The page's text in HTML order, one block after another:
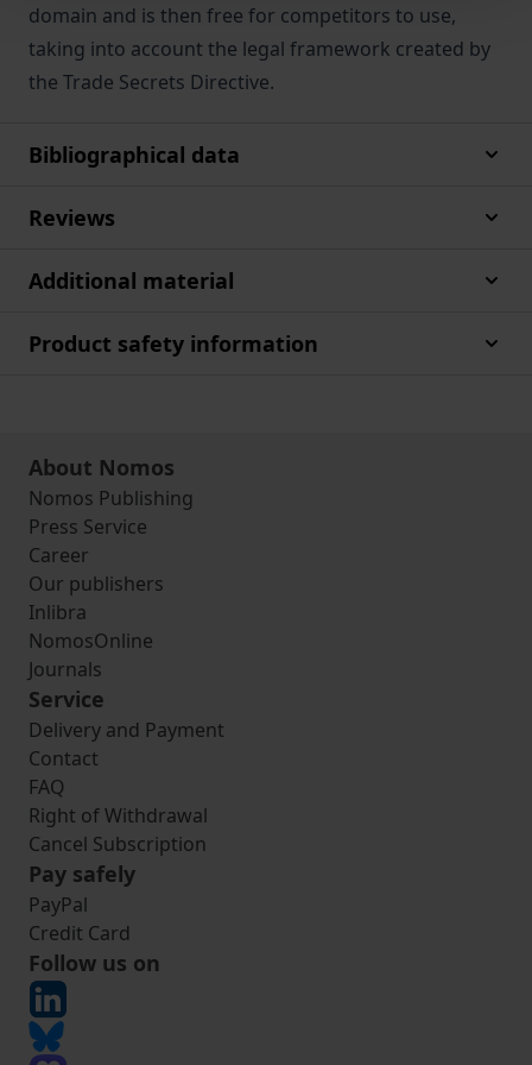
domain and is then free for competitors to use,
taking into account the legal framework created by
the Trade Secrets Directive.
Bibliographical data
Reviews
Additional material
Product safety information
About Nomos
Nomos Publishing
Press Service
Career
Our publishers
Inlibra
NomosOnline
Journals
Service
Delivery and Payment
Contact
FAQ
Right of Withdrawal
Cancel Subscription
Pay safely
PayPal
Credit Card
Follow us on